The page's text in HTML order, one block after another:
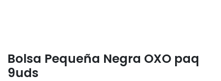
Bolsa Pequeña Negra OXO paq
9uds